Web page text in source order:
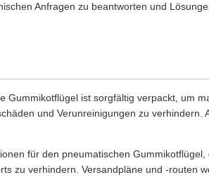
Anfragen zu beantworten und
Gummikotflügel ist sorgfältig verpackt, um
und Verunreinigungen zu
für den pneumatischen
zu verhindern. Versandpläne und -routen